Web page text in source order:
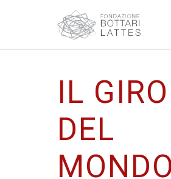
IL GIRO
DEL
MONDO